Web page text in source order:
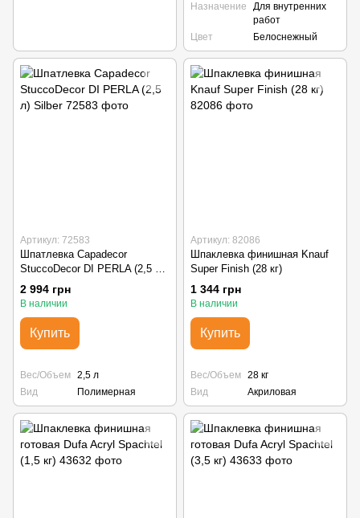
Назначение
Для внутренних
работ
Цвет
Белоснежный
Артикул: 72583
Шпатлевка Capadecor
StuccoDecor DI PERLA (2,5 л)
Silber
2 994 грн
В наличии
Купить
Вес/Объем 2,5 л
Вид
Полимерная
Артикул: 82086
Шпаклевка финишная Knauf
Super Finish (28 кг)
1 344 грн
В наличии
Купить
Вес/Объем 28 кг
Вид
Акриловая